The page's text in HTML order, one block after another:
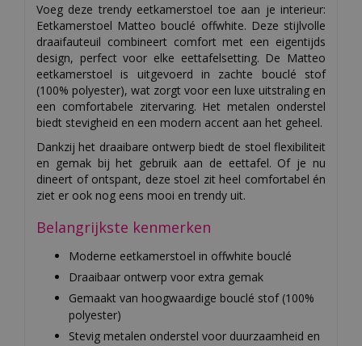
Voeg deze trendy eetkamerstoel toe aan je interieur:
Eetkamerstoel Matteo bouclé offwhite. Deze stijlvolle
draaifauteuil combineert comfort met een eigentijds
design, perfect voor elke eettafelsetting. De Matteo
eetkamerstoel is uitgevoerd in zachte bouclé stof
(100% polyester), wat zorgt voor een luxe uitstraling en
een comfortabele zitervaring. Het metalen onderstel
biedt stevigheid en een modern accent aan het geheel.
Dankzij het draaibare ontwerp biedt de stoel flexibiliteit
en gemak bij het gebruik aan de eettafel. Of je nu
dineert of ontspant, deze stoel zit heel comfortabel én
ziet er ook nog eens mooi en trendy uit.
Belangrijkste kenmerken
Moderne eetkamerstoel in offwhite bouclé
Draaibaar ontwerp voor extra gemak
Gemaakt van hoogwaardige bouclé stof (100%
polyester)
Stevig metalen onderstel voor duurzaamheid en